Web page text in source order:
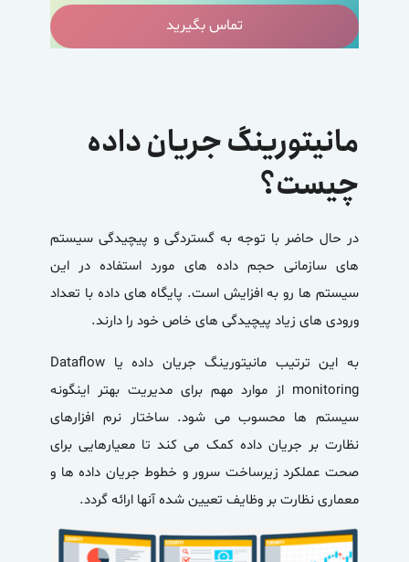
تماس بگیرید
مانیتورینگ جریان داده
چیست؟
در حال حاضر با توجه به گستردگی و پیچیدگی سیستم
های سازمانی حجم داده های مورد استفاده در این
سیستم ها رو به افزایش است. پایگاه های داده با تعداد
ورودی های زیاد پیچیدگی های خاص خود را دارند.
به این‌ ترتیب مانیتورینگ جریان داده
یا Dataflow
monitoring از موارد مهم برای مدیریت بهتر اینگونه
سیستم ها محسوب می شود. ساختار نرم افزارهای
نظارت بر جریان داده کمک می کند تا معیارهایی برای
صحت عملکرد زیرساخت سرور و خطوط جریان داده ها و
معماری نظارت بر وظایف تعیین شده آنها ارائه گردد.